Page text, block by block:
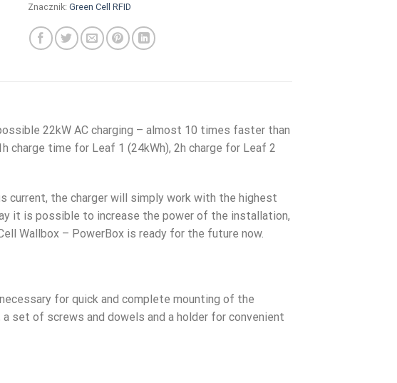
Znacznik:Green Cell RFID
22kW AC charging – almost 10 times faster than
charge time for Leaf 1 (24kWh), 2h charge for Leaf 2
current, the charger will simply work with the highest
it is possible to increase the power of the installation,
Wallbox – PowerBox is ready for the future now.
for quick and complete mounting of the
set of screws and dowels and a holder for convenient